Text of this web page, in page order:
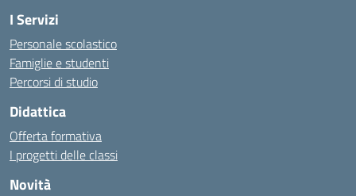
I Servizi
Personale scolastico
Famiglie e studenti
Percorsi di studio
Didattica
Offerta formativa
I progetti delle classi
Novità